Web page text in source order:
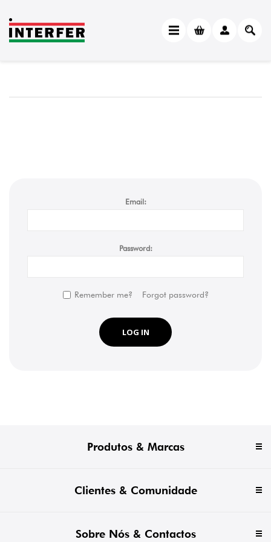
Email:
Password:
Remember me? Forgot password?
LOG IN
Produtos & Marcas
Clientes & Comunidade
Sobre Nós & Contactos